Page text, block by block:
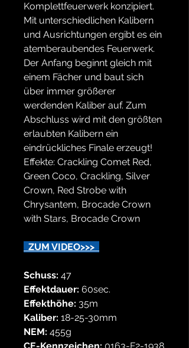
Komplettfeuerwerk konzipiert.
Mit unterschiedlichen Kalibern
und Ausrichtungen ergibt es ein
atemberaubendes Feuerwerk.
Der Anfang beginnt gleich mit
einem Fächer und baut sich
über immer größerer
werdenden Kaliber auf. Zum
Abschluss wird mit den größten
erlaubten Kalibern ein
eindrückliches Finale erzeugt!
Effekte: Crackling Comet Red,
Green Coco, Crackling, Silver
Crown, Red Strobe with
Chrysantem, Brocade Crown
with Stars, Brocade Crown
ZUM VIDEO>>>
Schuss: 47
Effektdauer: 60sec.
Effekthöhe: 35m
Kaliber: 18-25-30mm
NEM: 455g